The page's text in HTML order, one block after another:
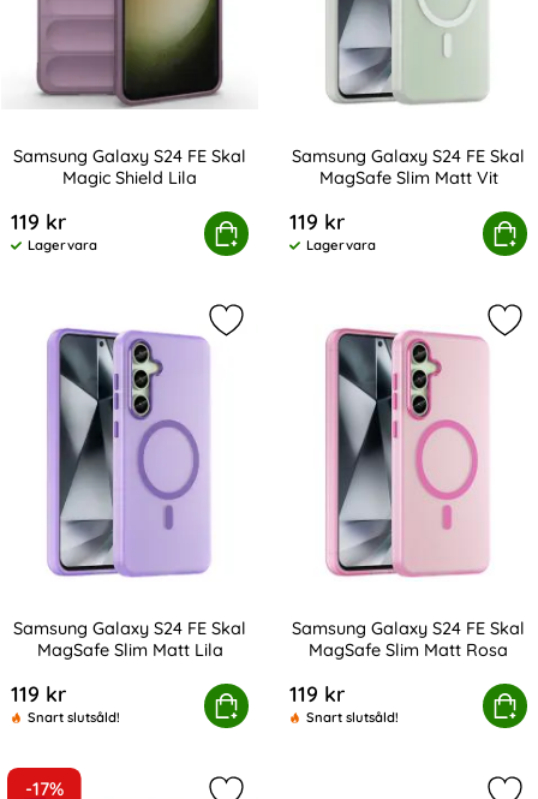
Samsung Galaxy S24 FE Skal
Magic Shield Lila
119 kr
Tillgänglighet:
Lagervara
Köp
Samsung Galaxy S24 FE Skal Magic Shield Lila
Samsung Galaxy S24 FE Skal
MagSafe Slim Matt Vit
119 kr
Tillgänglighet:
Lagervara
Köp
Samsung Galaxy S24 FE
Samsung Galaxy S24 FE Skal
MagSafe Slim Matt Lila
119 kr
Snart slutsåld!
Köp
Galaxy S24 FE Skal MagSafe Slim Matt Lila
Markera samsung Galaxy S24 FE
Samsung Galaxy S24 FE Skal
MagSafe Slim Matt Rosa
119 kr
Snart slutsåld!
Köp
Samsung Galaxy S24 FE Skal
-17%